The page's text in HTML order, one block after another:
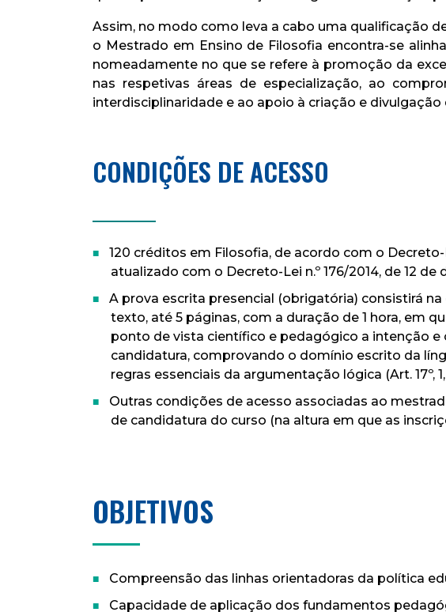
Assim, no modo como leva a cabo uma qualificação
o Mestrado em Ensino de Filosofia encontra-se
nomeadamente no que se refere à promoção da
nas respetivas áreas de especialização, ao
interdisciplinaridade e ao apoio à criação e divulgação
CONDIÇÕES DE ACESSO
120 créditos em Filosofia, de acordo com o Decreto-
atualizado com o Decreto-Lei n.º 176/2014, de 12 de
A prova escrita presencial (obrigatória) consistirá
texto, até 5 páginas, com a duração de 1 hora, em
ponto de vista científico e pedagógico a intenção e
candidatura, comprovando o domínio escrito da
regras essenciais da argumentação lógica (Art. 17º,
Outras condições de acesso associadas ao
de candidatura do curso (na altura em que as
OBJETIVOS
Compreensão das linhas orientadoras da política
Capacidade de aplicação dos fundamentos